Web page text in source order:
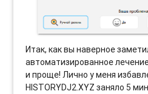
Итак, как вы наверное
автоматизированное
и проще! Лично у меня
HISTORYDJ2.XYZ заняло 5